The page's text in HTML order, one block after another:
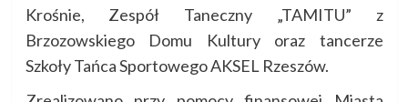
Krośnie, Zespół Taneczny „TAMITU” z
Brzozowskiego Domu Kultury oraz tancerze
Szkoły Tańca Sportowego AKSEL Rzeszów.